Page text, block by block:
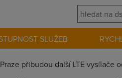
SLUŽEB
přibudou další LTE vysílače